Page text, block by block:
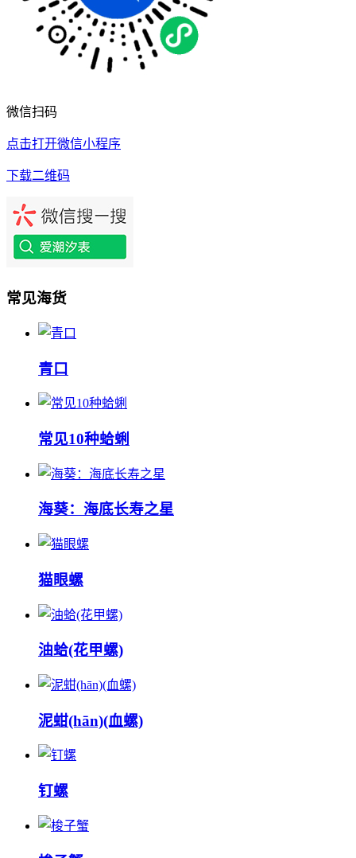
微信扫码
点击打开微信小程序
下载二维码
常见海货
‌‌青口
常见10种蛤蜊
海葵：海底长寿之星
猫眼螺
油蛤(花甲螺)
泥蚶(hān)(血螺)
钉螺